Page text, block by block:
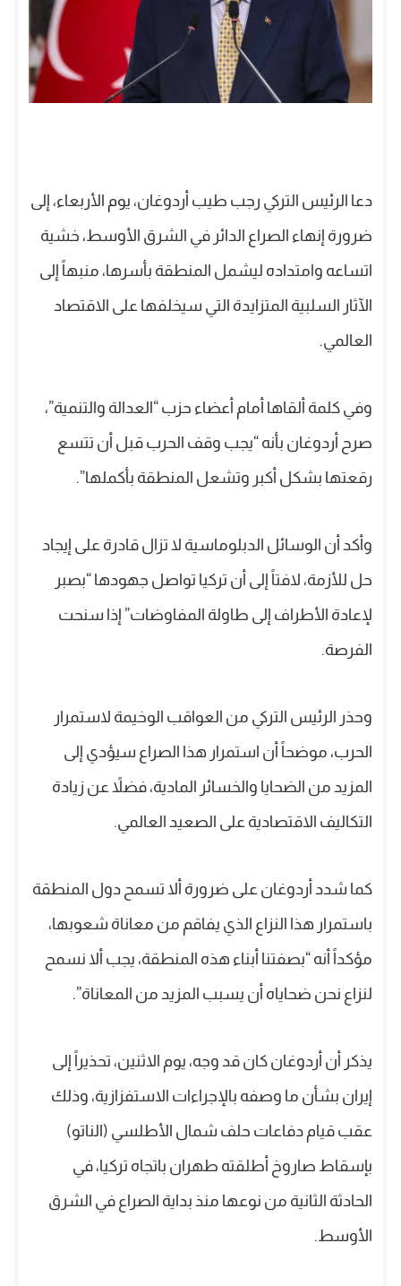
دعا الرئيس التركي رجب طيب أردوغان، يوم الأربعاء، إلى
ضرورة إنهاء الصراع الدائر في الشرق الأوسط، خشية
اتساعه وامتداده ليشمل المنطقة بأسرها، منبهاً إلى
الآثار السلبية المتزايدة التي سيخلفها على الاقتصاد
العالمي.
وفي كلمة ألقاها أمام أعضاء حزب “العدالة والتنمية”،
صرح أردوغان بأنه “يجب وقف الحرب قبل أن تتسع
رقعتها بشكل أكبر وتشعل المنطقة بأكملها”.
وأكد أن الوسائل الدبلوماسية لا تزال قادرة على إيجاد
حل للأزمة، لافتاً إلى أن تركيا تواصل جهودها “بصبر
لإعادة الأطراف إلى طاولة المفاوضات” إذا سنحت
الفرصة.
وحذر الرئيس التركي من العواقب الوخيمة لاستمرار
الحرب، موضحاً أن استمرار هذا الصراع سيؤدي إلى
المزيد من الضحايا والخسائر المادية، فضلاً عن زيادة
التكاليف الاقتصادية على الصعيد العالمي.
كما شدد أردوغان على ضرورة ألا تسمح دول المنطقة
باستمرار هذا النزاع الذي يفاقم من معاناة شعوبها،
مؤكداً أنه “بصفتنا أبناء هذه المنطقة، يجب ألا نسمح
لنزاع نحن ضحاياه أن يسبب المزيد من المعاناة”.
يذكر أن أردوغان كان قد وجه، يوم الاثنين، تحذيراً إلى
إيران بشأن ما وصفه بالإجراءات الاستفزازية، وذلك
عقب قيام دفاعات حلف شمال الأطلسي (الناتو)
بإسقاط صاروخ أطلقته طهران باتجاه تركيا، في
الحادثة الثانية من نوعها منذ بداية الصراع في الشرق
الأوسط.